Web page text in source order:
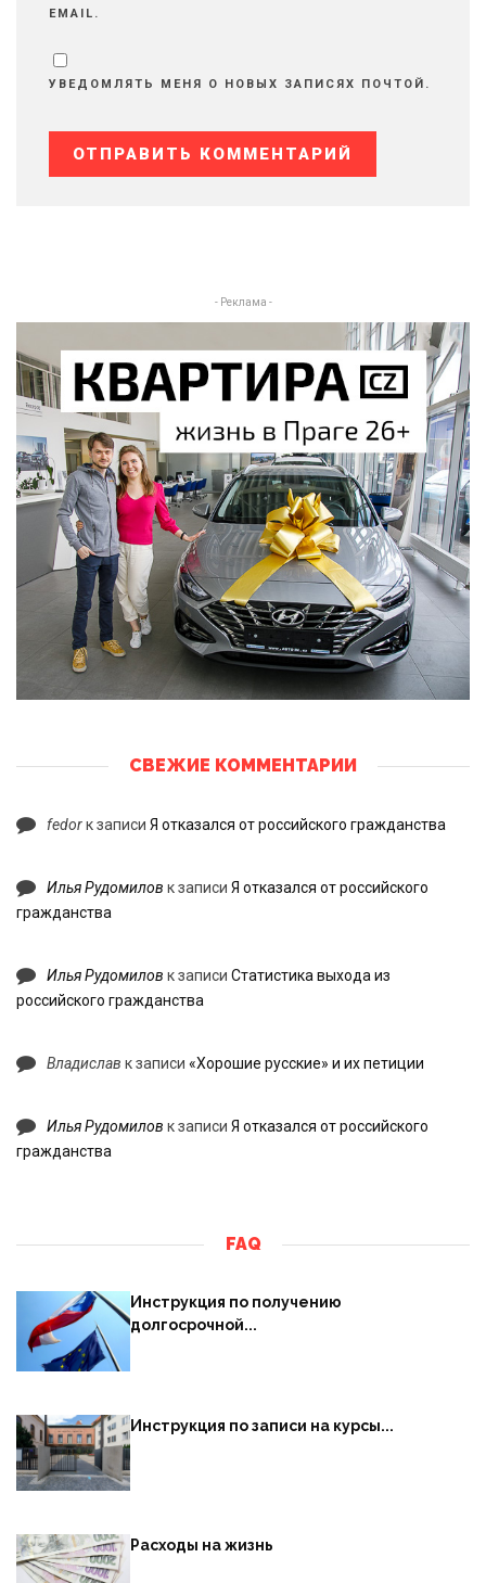
EMAIL.
УВЕДОМЛЯТЬ МЕНЯ О НОВЫХ ЗАПИСЯХ ПОЧТОЙ.
- Реклама -
СВЕЖИЕ КОММЕНТАРИИ
fedorк записи Я отказался от российского гражданства
Илья Рудомилов к записи Я отказался от российского
гражданства
Илья Рудомилов к записи Статистика выхода из
российского гражданства
Владислав к записи «Хорошие русские» и их петиции
Илья Рудомилов к записи Я отказался от российского
гражданства
FAQ
Инструкция по получению
долгосрочной...
Инструкция по записи на курсы...
Расходы на жизнь